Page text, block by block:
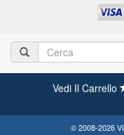
Vedi Il Carrello
© 2008-2026